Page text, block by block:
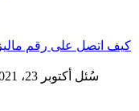
كيف اتصل على رقم
سُئل أكتوبر 23، 2021